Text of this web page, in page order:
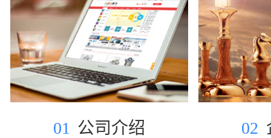
01 公司介绍 02